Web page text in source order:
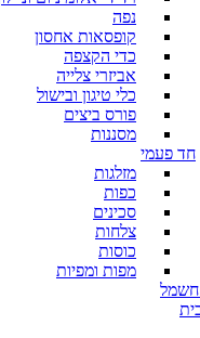
נפה
קופסאות אחסון
כדי הקצפה
אביזרי צלייה
כלי טיגון ובישול
פורס ביצים
מסננות
חד פעמי
מזלגות
כפות
סכינים
צלחות
כוסות
מפות ומפיות
חשמל